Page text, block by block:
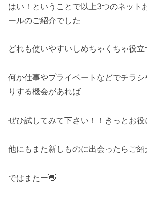
はい！ということで以上3つのネット
ールのご紹介でした
どれも使いやすいしめちゃくちゃ役立
何か仕事やプライベートなどでチラ
りする機会があれば
ぜひ試してみて下さい！！きっとお役
他にもまた新しものに出会ったらご
ではまたー👋